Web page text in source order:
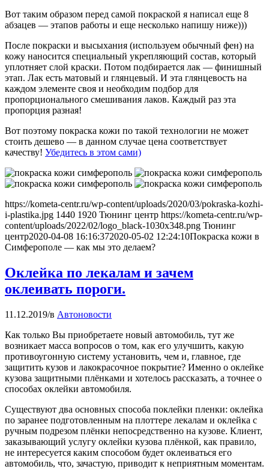
Вот таким образом перед самой покраской я написал еще 8
абзацев — этапов работы и еще несколько напишу ниже)))
После покраски и высыхания (используем обычный фен) на
кожу наносится специальный укрепляющий состав, который
уплотняет слой краски. Потом подбирается лак — финишный
этап. Лак есть матовый и глянцевый. И эта глянцевость на
каждом элементе своя и необходим подбор для
пропорционального смешивания лаков. Каждый раз эта
пропорция разная!
Вот поэтому покраска кожи по такой технологии не может
стоить дешево — в данном случае цена соответствует
качеству! Убедитесь в этом сами)
https://kometa-centr.ru/wp-content/uploads/2020/03/pokraska-kozhi-
i-plastika.jpg 1440 1920 Тюнинг центр https://kometa-centr.ru/wp-
content/uploads/2022/02/logo_black-1030x348.png Тюнинг
центр2020-04-08 16:16:372020-05-02 12:24:10Покраска кожи в
Симферополе — как мы это делаем?
Оклейка по лекалам и зачем
оклеивать пороги.
11.12.2019/в Автоновости
Как только Вы приобретаете новый автомобиль, тут же
возникает масса вопросов о том, как его улучшить, какую
противоугонную систему установить, чем и, главное, где
защитить кузов и лакокрасочное покрытие? Именно о оклейке
кузова защитными плёнками и хотелось рассказать, а точнее о
способах оклейки автомобиля.
Существуют два основных способа поклейки пленки: оклейка
по заранее подготовленным на плоттере лекалам и оклейка с
ручным подрезом плёнки непосредственно на кузове. Клиент,
заказывающий услугу оклейки кузова плёнкой, как правило,
не интересуется каким способом будет оклеиваться его
автомобиль, что, зачастую, приводит к неприятным моментам.